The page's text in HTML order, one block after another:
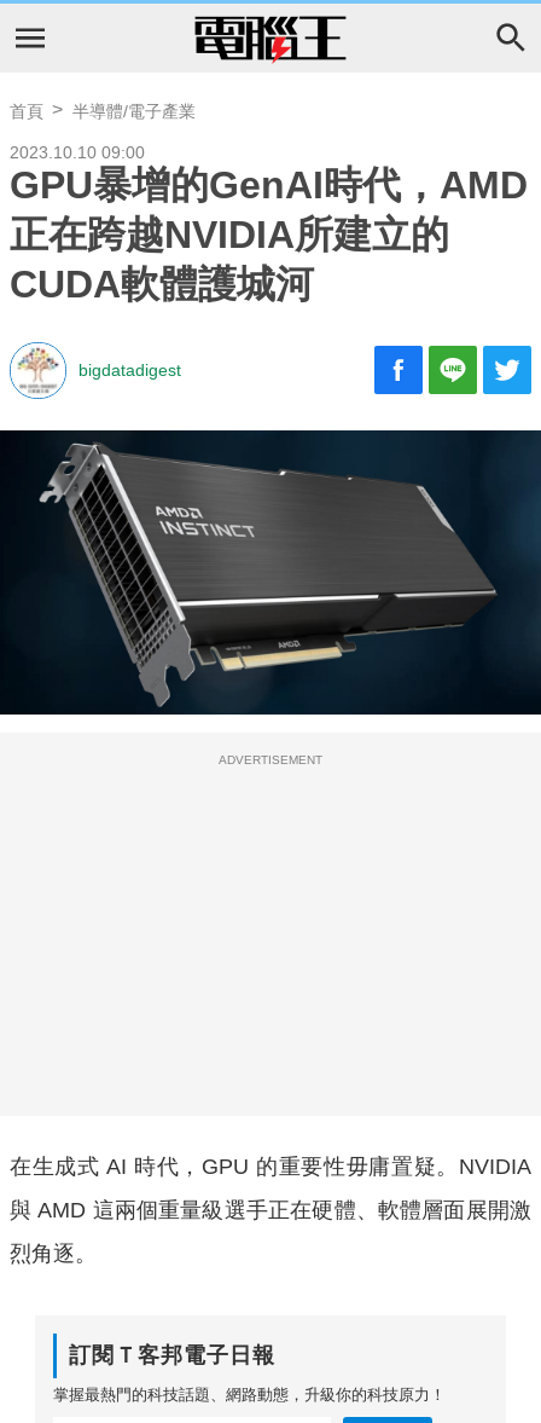
首頁 半導體/電子產業
2023.10.10 09:00
GPU暴增的GenAI時代，AMD
正在跨越NVIDIA所建立的
CUDA軟體護城河
bigdatadigest
ADVERTISEMENT
在生成式 AI 時代，GPU 的重要性毋庸置疑。NVIDIA
與 AMD 這兩個重量級選手正在硬體、軟體層面展開激
烈角逐。
訂閱Ｔ客邦電子日報
掌握最熱門的科技話題、網路動態，升級你的科技原力！